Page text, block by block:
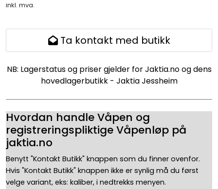
inkl. mva.
Ta kontakt med butikk
NB: Lagerstatus og priser gjelder for Jaktia.no og dens
hovedlagerbutikk - Jaktia Jessheim
Hvordan handle Våpen og
registreringspliktige Våpenløp på
jaktia.no
Benytt "Kontakt Butikk" knappen som du finner ovenfor.
Hvis "Kontakt Butikk" knappen ikke er synlig må du først
velge variant, eks: kaliber, i nedtrekks menyen.